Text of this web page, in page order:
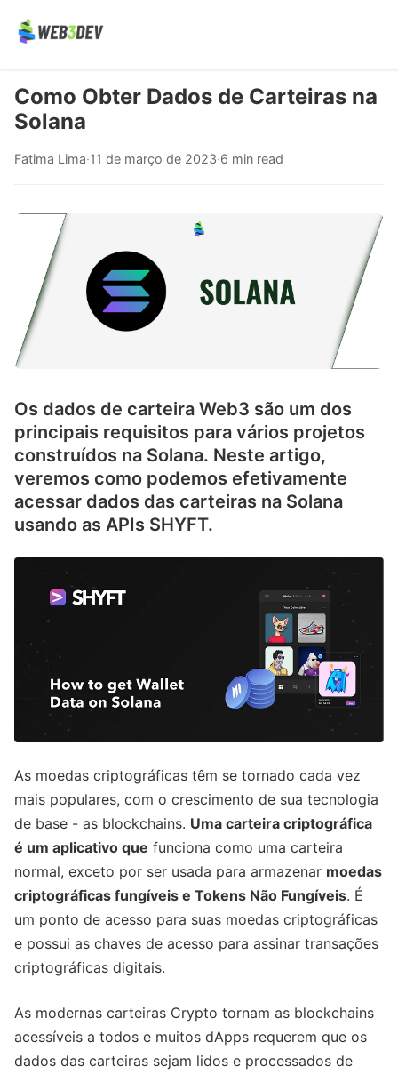
Como Obter Dados de Carteiras na
Solana
Fatima Lima·11 de março de 2023·6 min read
Os dados de carteira Web3 são um dos
principais requisitos para vários projetos
construídos na Solana. Neste artigo,
veremos como podemos efetivamente
acessar dados das carteiras na Solana
usando as APIs SHYFT.
As moedas criptográficas têm se tornado cada vez
mais populares, com o crescimento de sua tecnologia
de base - as blockchains. Uma carteira criptográfica
é um aplicativo que funciona como uma carteira
normal, exceto por ser usada para armazenar moedas
criptográficas fungíveis e Tokens Não Fungíveis. É
um ponto de acesso para suas moedas criptográficas
e possui as chaves de acesso para assinar transações
criptográficas digitais.
As modernas carteiras Crypto tornam as blockchains
acessíveis a todos e muitos dApps requerem que os
dados das carteiras sejam lidos e processados de